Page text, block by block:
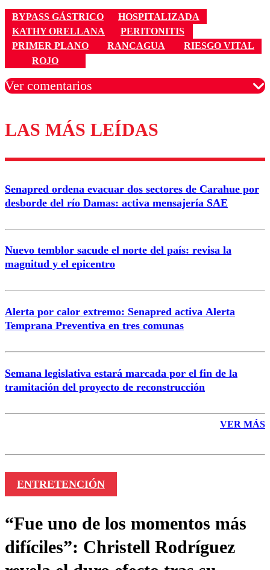
BYPASS GÁSTRICO
HOSPITALIZADA
KATHY ORELLANA
PERITONITIS
PRIMER PLANO
RANCAGUA
RIESGO VITAL
ROJO
Ver comentarios
Los comentarios son moderados para garantizar un
diálogo respetuoso.
Correo
LAS MÁS LEÍDAS
Senapred ordena evacuar dos sectores de Carahue por
desborde del río Damas: activa mensajería SAE
Nuevo temblor sacude el norte del país: revisa la
magnitud y el epicentro
Alerta por calor extremo: Senapred activa Alerta
Temprana Preventiva en tres comunas
Semana legislativa estará marcada por el fin de la
tramitación del proyecto de reconstrucción
VER MÁS
ENTRETENCIÓN
“Fue uno de los momentos más
difíciles”: Christell Rodríguez